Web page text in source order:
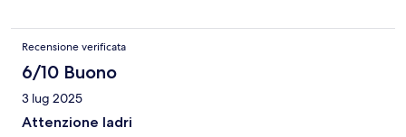
Recensione verificata
6/10 Buono
3 lug 2025
Attenzione ladri